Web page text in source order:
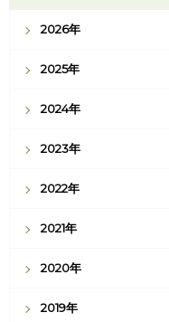
2026年
2025年
2024年
2023年
2022年
2021年
2020年
2019年